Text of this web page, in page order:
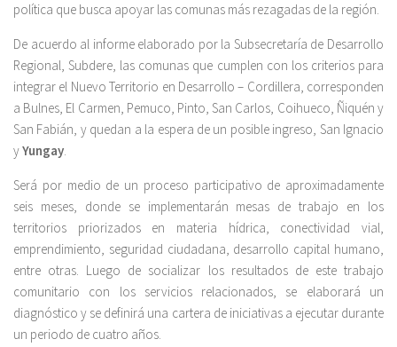
política que busca apoyar las comunas más rezagadas de la región.
De acuerdo al informe elaborado por la Subsecretaría de Desarrollo
Regional, Subdere, las comunas que cumplen con los criterios para
integrar el Nuevo Territorio en Desarrollo – Cordillera, corresponden
a Bulnes, El Carmen, Pemuco, Pinto, San Carlos, Coihueco, Ñiquén y
San Fabián, y quedan a la espera de un posible ingreso, San Ignacio
yYungay.
Será por medio de un proceso participativo de aproximadamente
seis meses, donde se implementarán mesas de trabajo en los
territorios priorizados en materia hídrica, conectividad vial,
emprendimiento, seguridad ciudadana, desarrollo capital humano,
entre otras. Luego de socializar los resultados de este trabajo
comunitario con los servicios relacionados, se elaborará un
diagnóstico y se definirá una cartera de iniciativas a ejecutar durante
un periodo de cuatro años.